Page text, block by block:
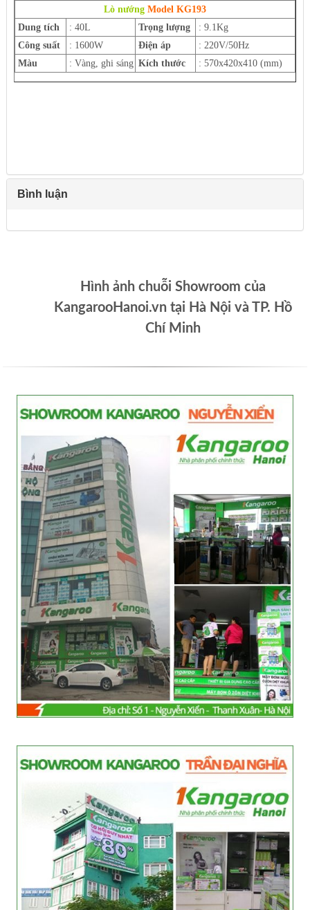
Lò nướngModel KG193
Dung tích
: 40L Trọng lượng
: 9.1Kg
Công suất
: 1600W Điện áp
: 220V/50Hz
Màu
: Vàng, ghi sáng Kích thước : 570x420x410 (mm)
Bình luận
Hình ảnh chuỗi Showroom của
KangarooHanoi.vn tại Hà Nội và TP. Hồ
Chí Minh